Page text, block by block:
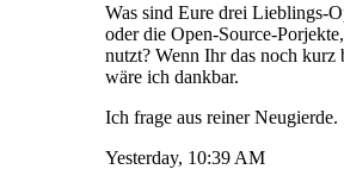
Was sind Eure drei Lieblings-
oder die Open-Source-
nutzt? Wenn Ihr das noch kurz
wäre ich dankbar.
Ich frage aus reiner Neugierde.
Yesterday, 10:39 AM